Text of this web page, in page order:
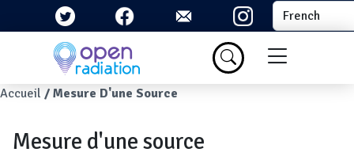
Aller au contenu principal Select your
Menu du
Fil d'Ariane
Accueil Mesure D'une Source
Mesure d'une source